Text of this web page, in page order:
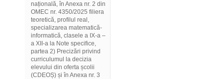
națională, în Anexa nr. 2 din
OMEC nr. 4350/2025 filiera
teoretică, profilul real,
specializarea matematică-
informatică, clasele a IX-a –
a XII-a la Note specifice,
partea 2) Precizări privind
curriculumul la decizia
elevului din oferta școlii
(CDEOȘ) și în Anexa nr. 3